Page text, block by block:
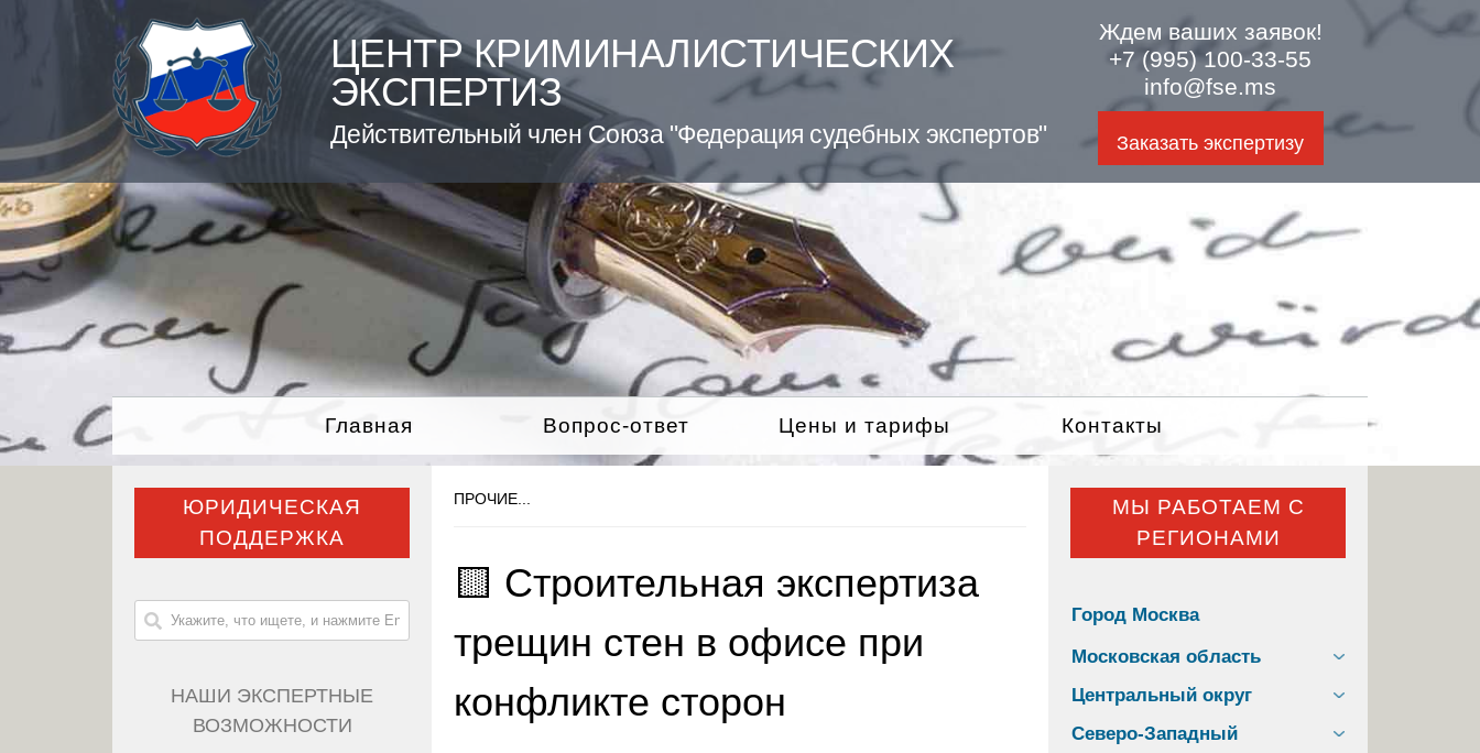
ЦЕНТР КРИМИНАЛИСТИЧЕСКИХ
ЭКСПЕРТИЗ
Действительный член Союза "Федерация судебных экспертов"
Ждем ваших заявок!
+7 (995) 100-33-55
info@fse.ms
Заказать экспертизу
Главная Вопрос-ответ Цены и тарифы Контакты
ПРОЧИЕ...
🟨 Строительная экспертиза
трещин стен в офисе при
конфликте сторон
ЮРИДИЧЕСКАЯ
ПОДДЕРЖКА
НАШИ ЭКСПЕРТНЫЕ
ВОЗМОЖНОСТИ
МЫ РАБОТАЕМ С
РЕГИОНАМИ
Город Москва
Московская область
Центральный округ
Северо-Западный